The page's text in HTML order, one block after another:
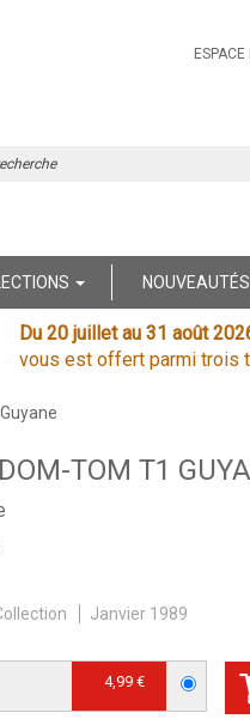
NOUVEAUTÉS
Du 20 juillet au 31 août
vous est offert parmi trois
TOM T1
Janvier 1989
4,99 €